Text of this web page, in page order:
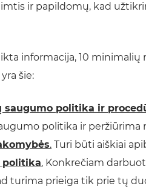
imtis ir papildomų, kad
informacija, 10
šie:
saugumo politika ir
politika ir peržiūrima
. Turi būti aiškiai
politika. Konkrečiam
turima prieiga tik prie tų